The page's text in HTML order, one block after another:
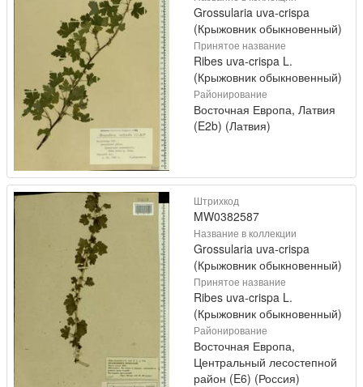
Grossularia uva-crispa
(Крыжовник обыкновенный)
Принятое название
Ribes uva-crispa L.
(Крыжовник обыкновенный)
Районирование
Восточная Европа, Латвия
(E2b) (Латвия)
Штрихкод
MW0382587
Название в коллекции
Grossularia uva-crispa
(Крыжовник обыкновенный)
Принятое название
Ribes uva-crispa L.
(Крыжовник обыкновенный)
Районирование
Восточная Европа,
Центральный лесостепной
район (E6) (Россия)